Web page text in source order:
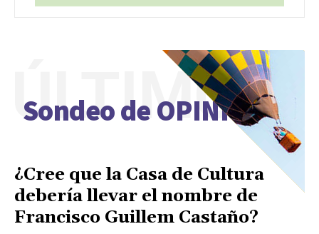
Sondeo de OPINIÓN
ÚLTIMO
¿Cree que la Casa de Cultura
debería llevar el nombre de
Francisco Guillem Castaño?